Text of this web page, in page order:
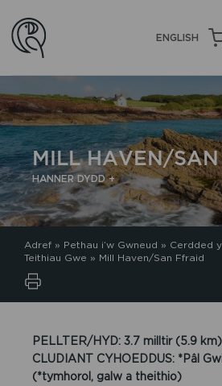
ENGLISH
MILL HAVEN/
HANNER DYDD +
Adref » Pethau i’w Gwneud » Cerdded
Teithiau Gwe » Mill Haven/San Ffraid
PELLTER/HYD: 3.7 milltir (5.9
CLUDIANT CYHOEDDUS: *Pâl
(*tymhorol, galw a theithio)